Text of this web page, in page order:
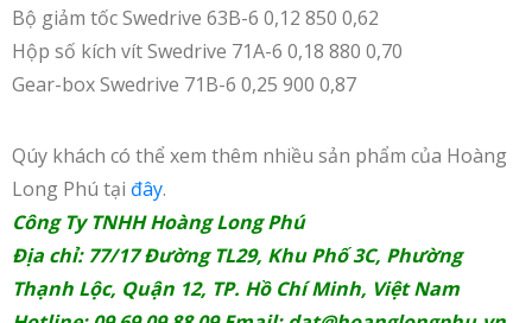
Bộ giảm tốc Swedrive 63B-6 0,12 850 0,62
Hộp số kích vít Swedrive 71A-6 0,18 880 0,70
Gear-box Swedrive 71B-6 0,25 900 0,87
Qúy khách có thể xem thêm nhiều sản phẩm của Hoàng
Long Phú tại đây.
Công Ty TNHH Hoàng Long Phú
Địa chỉ: 77/17 Đường TL29, Khu Phố 3C, Phường
Thạnh Lộc, Quận 12, TP. Hồ Chí Minh, Việt Nam